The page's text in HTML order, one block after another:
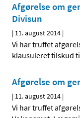
Afgørelse om
Divisun
| 11. august 2014 |
Vi har truffet
klausuleret tilskud
Afgørelse om
| 11. august 2014 |
Vi har truffet